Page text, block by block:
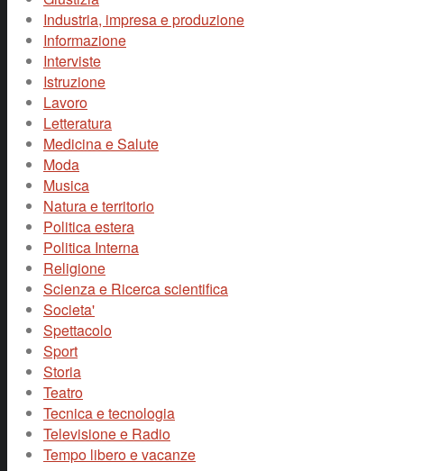
Industria, impresa e produzione
Informazione
Interviste
Istruzione
Lavoro
Letteratura
Medicina e Salute
Moda
Musica
Natura e territorio
Politica estera
Politica Interna
Religione
Scienza e Ricerca scientifica
Societa'
Spettacolo
Sport
Storia
Teatro
Tecnica e tecnologia
Televisione e Radio
Tempo libero e vacanze